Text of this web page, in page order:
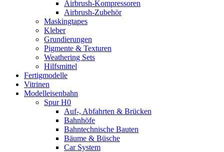
Airbrush-Kompressoren
Airbrush-Zubehör
Maskingtapes
Kleber
Grundierungen
Pigmente & Texturen
Weathering Sets
Hilfsmittel
Fertigmodelle
Vitrinen
Modelleisenbahn
Spur H0
Auf-, Abfahrten & Brücken
Bahnhöfe
Bahntechnische Bauten
Bäume & Büsche
Car System